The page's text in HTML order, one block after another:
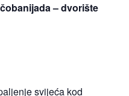
– dvorište
svijeća kod